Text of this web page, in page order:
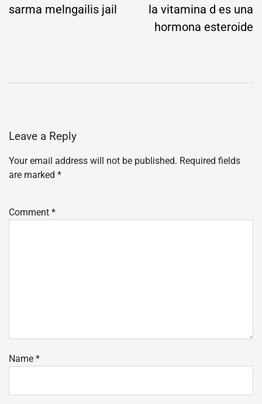
sarma melngailis jail
la vitamina d es una
hormona esteroide
Leave a Reply
Your email address will not be published. Required fields
are marked *
Comment *
Name *